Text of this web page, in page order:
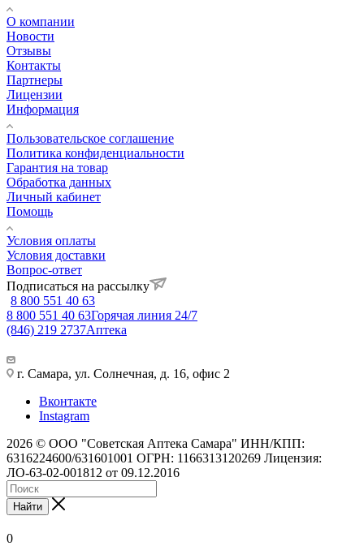
О компании
Новости
Отзывы
Контакты
Партнеры
Лицензии
Информация
Пользовательское соглашение
Политика конфиденциальности
Гарантия на товар
Обработка данных
Личный кабинет
Помощь
Условия оплаты
Условия доставки
Вопрос-ответ
Подписаться на рассылку
8 800 551 40 63
8 800 551 40 63Горячая линия 24/7
(846) 219 2737Аптека
г. Самара, ул. Солнечная, д. 16, офис 2
Вконтакте
Instagram
2026 © ООО "Советская Аптека Самара" ИНН/КПП:
6316224600/631601001 ОГРН: 1166313120269 Лицензия:
ЛО-63-02-001812 от 09.12.2016
Найти
0